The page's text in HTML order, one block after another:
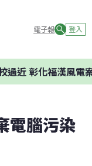
電子報 登入
近 彰化福漢風電案
電腦污染